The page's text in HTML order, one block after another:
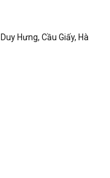
Hưng, Cầu Giấy, Hà